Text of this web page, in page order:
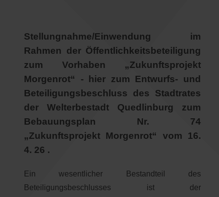
Stellungnahme/Einwendung im
Rahmen der Öffentlichkeitsbeteiligung
zum Vorhaben „Zukunftsprojekt
Morgenrot“ - hier zum Entwurfs- und
Beteiligungsbeschluss des Stadtrates
der Welterbestadt Quedlinburg zum
Bebauungsplan Nr. 74
„Zukunftsprojekt Morgenrot“ vom 16.
4. 26 .
Ein wesentlicher Bestandteil des
Beteiligungsbeschlusses ist der